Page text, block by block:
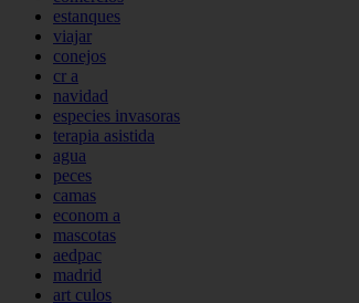
estanques
viajar
conejos
cr a
navidad
especies invasoras
terapia asistida
agua
peces
camas
econom a
mascotas
aedpac
madrid
art culos